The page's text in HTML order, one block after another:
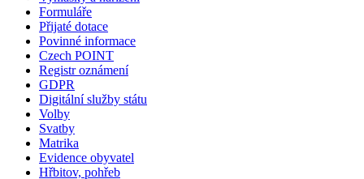
Formuláře
Přijaté dotace
Povinné informace
Czech POINT
Registr oznámení
GDPR
Digitální služby státu
Volby
Svatby
Matrika
Evidence obyvatel
Hřbitov, pohřeb